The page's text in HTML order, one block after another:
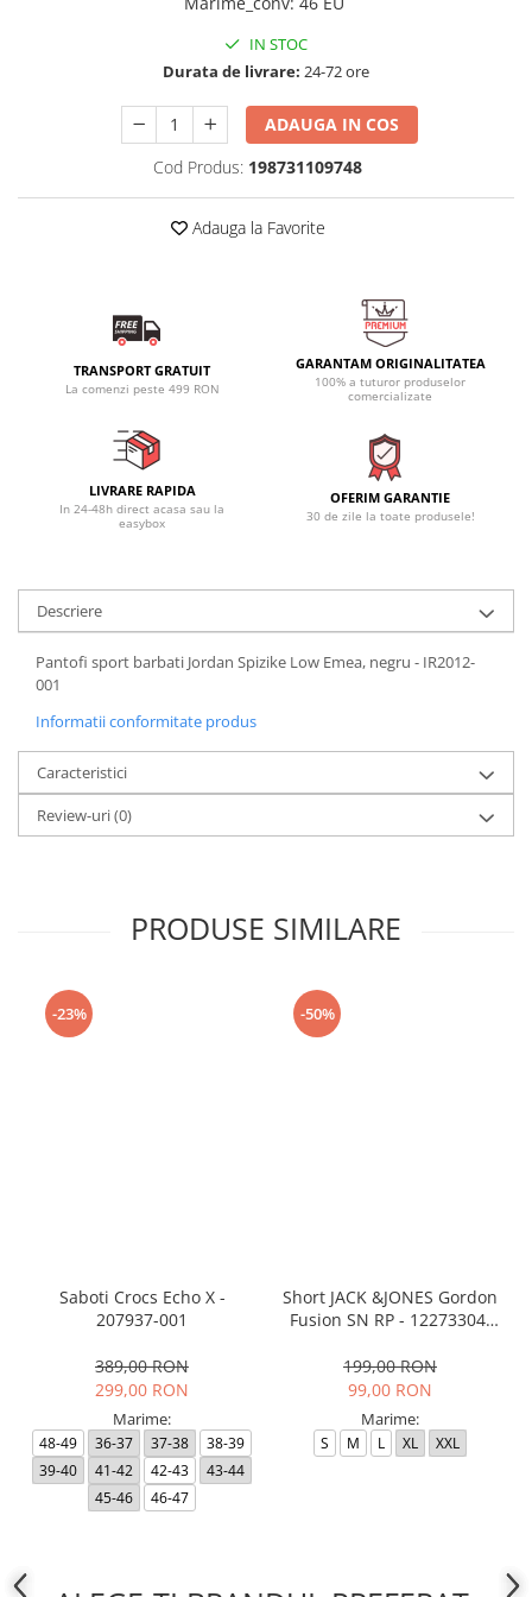
IN STOC
Durata de livrare: 24-72 ore
ADAUGA IN COS
Cod Produs: 198731109748
Adauga la Favorite
TRANSPORT GRATUIT
La comenzi peste 499 RON
GARANTAM ORIGINALITATEA
100% a tuturor produselor
comercializate
LIVRARE RAPIDA
In 24-48h direct acasa sau la
easybox
OFERIM GARANTIE
30 de zile la toate produsele!
Descriere
Pantofi sport barbati Jordan Spizike Low Emea, negru - IR2012-
001
Informatii conformitate produs
Caracteristici
Review-uri(0)
PRODUSE SIMILARE
-23%
Saboti Crocs Echo X -
207937-001
389,00 RON
299,00 RON
Marime:
48-49 36-37 37-38
38-39
39-40
41-42 42-43
43-44
45-46
46-47
-50%
Short JACK &JONES Gordon
Fusion SN RP - 12273304-
199,00 RON
99,00 RON
Marime:
S M L XL XXL